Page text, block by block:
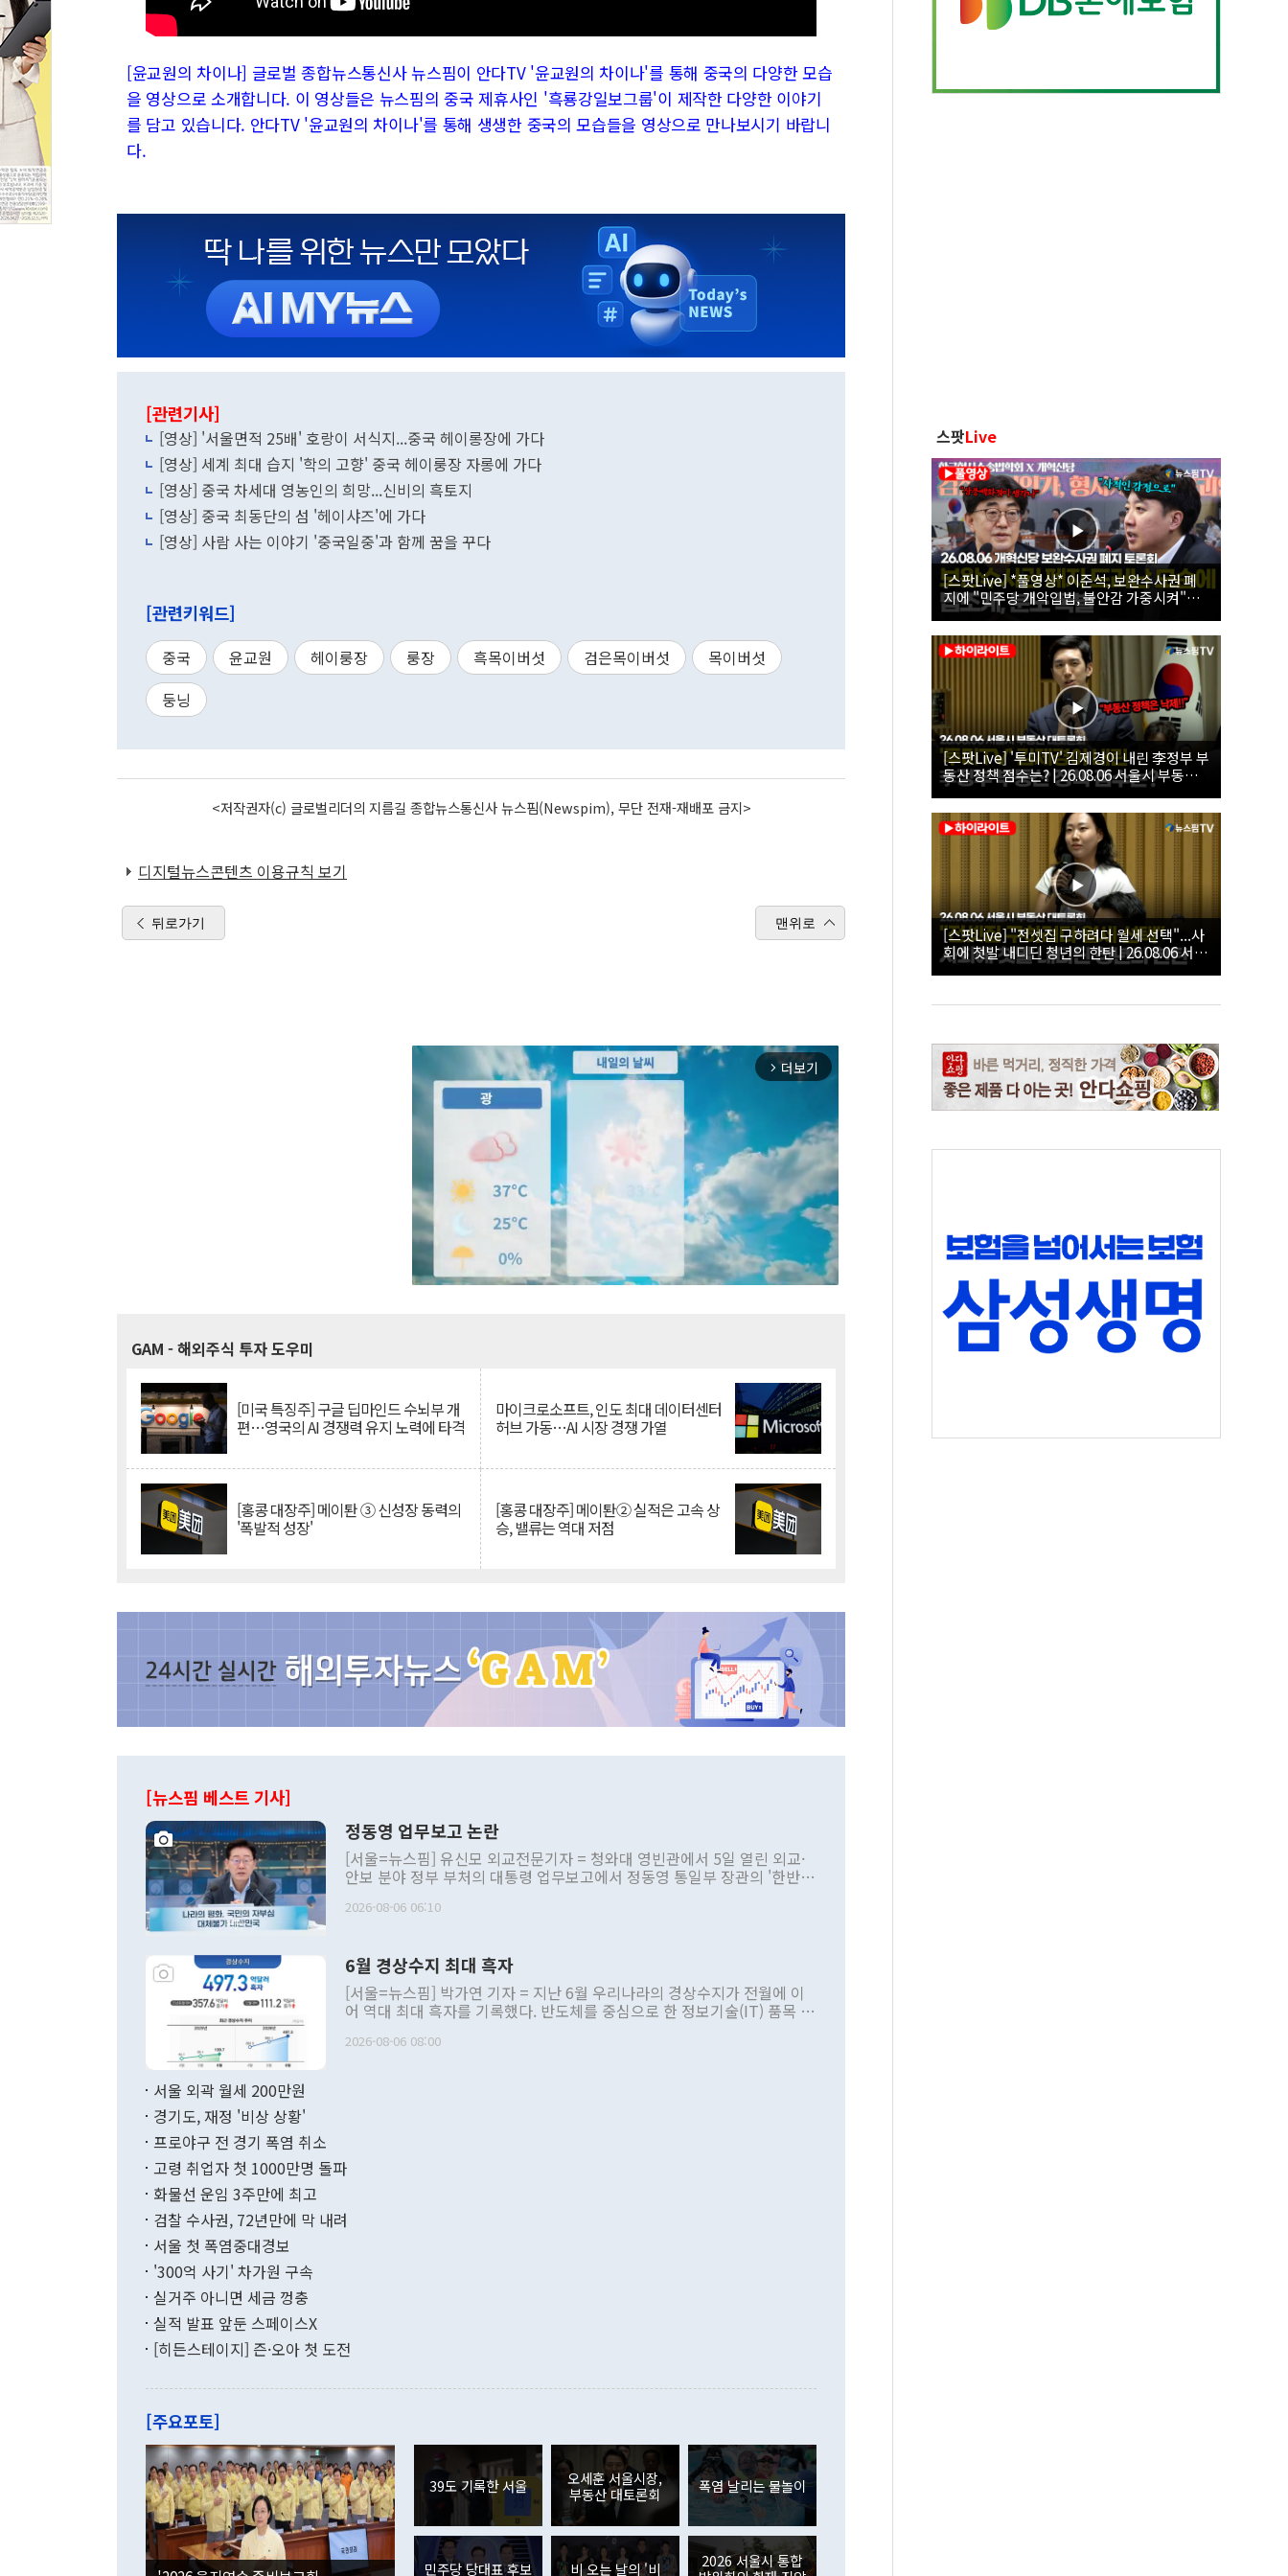
[윤교원의 차이나] 글로벌 종합뉴스통신사 뉴스핌이 안다TV '윤교원의 차이나'를 통해 중국의 다양한 모습
을 영상으로 소개합니다. 이 영상들은 뉴스핌의 중국 제휴사인 '흑룡강일보그룹'이 제작한 다양한 이야기
를 담고 있습니다. 안다TV '윤교원의 차이나'를 통해 생생한 중국의 모습들을 영상으로 만나보시기 바랍니
다.
[관련기사]
[영상] '서울면적 25배' 호랑이 서식지...중국 헤이롱장에 가다
[영상] 세계 최대 습지 '학의 고향' 중국 헤이룽장 자롱에 가다
[영상] 중국 차세대 영농인의 희망...신비의 흑토지
[영상] 중국 최동단의 섬 '헤이샤즈'에 가다
[영상] 사람 사는 이야기 '중국일중'과 함께 꿈을 꾸다
[관련키워드]
중국 윤교원 헤이룽장 룽장 흑목이버섯 검은목이버섯
목이버섯
둥닝
<저작권자(c) 글로벌리더의 지름길 종합뉴스통신사 뉴스핌(Newspim), 무단 전재-재배포 금지>
디지털뉴스콘텐츠 이용규칙 보기
뒤로가기 맨위로
arrow_forward_ios 더보기
GAM - 해외주식 투자 도우미
[미국 특징주] 구글 딥마인드 수뇌부 개
편…영국의 AI 경쟁력 유지 노력에 타격
마이크로소프트, 인도 최대 데이터센터
허브 가동…AI 시장 경쟁 가열
[홍콩 대장주] 메이퇀 ③ 신성장 동력의
'폭발적 성장'
[홍콩 대장주] 메이퇀② 실적은 고속 상
승, 밸류는 역대 저점
[뉴스핌 베스트 기사]
정동영 업무보고 논란
[서울=뉴스핌] 유신모 외교전문기자 = 청와대 영빈관에서 5일 열린 외교·
안보 분야 정부 부처의 대통령 업무보고에서 정동영 통일부 장관의 '한반도
발언 중에는 정부 내 조율을 거치지 않은 사안을 정책으로 추진하겠다고 공
주의적 희망에 근거한 비현실적 구상'이라는 비판을 내놨다. 그동안 정 장
관의 대북 정책 관련 발언이 물의를 빚은 적은 여러 번 있지만 대통령과 유
관 부처 장관이 공개적으로 부정적 입장을 표명한 것은 이례적이다. 정 장
관의 무리한 대북 접근법과 월권을 제어해야 한다는 목소리도 높아지고 있
다. [정동영 통일부 장관이 지난달 23일 오후 서울 종로구 정부서울청사에
무너졌다고도 했다. 또 "현 시점에서 흘러간 선(先)비핵화만 되뇌는 것은
함께 4자 대화의 동력을 확보하기 위해 최선을 다할 것"이라고 말했다. 하
"우리의 선의대로 하는 게 과연 한반도의 평화와 안정에 플러스냐, 결론적
관은 업무보고 사후 브리핑에서 정 장관이 언급한 '4자 회담'에 대해 "이상
이 9월 러시아 블라디보스토크에서 열리는 '동방경제포럼(EEF)'을 언급하
며 "정부 차원에서 (참석을) 검토하고 있다"고 발언한 데 대해서도 조 장관
은 "그것은 외교부의 몫"이라며 "아직 거기까지 진도가 나가지 않았다"고
잘랐다. 정 장관이 이날 소개한 대북 구상과 설명은 정부 내 조율을 거치지
않았다는 점에서 문제가 있다. 특히 주적 표현 대체와 국호 사용, 9·19 군
사합의 복원, 4자회담 추진 등은 통일부 장관이 결정할 사안이 아니어서 월
권이라는 지적이 나오고 있다. 이 대통령은 정 장관의 업무보고를 듣고 난
뒤 "여기 업무보고에 발표했다고 승인난 건 아니다"라고 재차 확인했다. 정
2026-08-06 06:10
6월 경상수지 최대 흑자
[서울=뉴스핌] 박가연 기자 = 지난 6월 우리나라의 경상수지가 전월에 이
어 역대 최대 흑자를 기록했다. 반도체를 중심으로 한 정보기술(IT) 품목 수
료=한국은행] 한국은행이 6일 발표한 '2026년 6월 국제수지(잠정)'에 따르
며 월간 기준 처음으로 1000억달러를 넘어섰다. 상품수입은 644억8000만
196.9% 급증했고 컴퓨터·주변기기(SSD)는 282.7% 증가했다. IT 품목
수출은 160.4% 늘었으며 비IT 품목도 ▲석유제품(47.5%) ▲화공품
기록했지만 지식재산권사용료수지는 전월 흑자에서 4억4000만달러 적자
로 전환됐다. 본원소득수지는 배당소득을 중심으로 32억7000만달러 흑자
는 배당수입이 늘어난 데다 전월 분기배당에 따른 기저효과로 배당지급이
였던 올해 3월(369억9000만달러)을 넘어선 것이다. 직접투자에서는 내국
인의 해외투자가 80억1000만달러, 외국인의 국내투자가 46억3000만달러
각각 증가했다. 증권투자에서는 외국인의 국내 주식 매도세가 이어졌다. 외
국인의 국내 주식 투자는 차익실현 매도 등의 영향으로 316억1000만달러
감소하며 전월(-310억5000만달러)에 이어 역대 최대 순매도 기록을 다시
경신했다. 외국인의 국내 채권투자는 세계국채지수(WGBI) 자금 유입에도
분기 말 만기도래 영향으로 증가 폭이 줄어든 52억9000만달러를 기록했
2026-08-06 08:00
서울 외곽 월세 200만원
경기도, 재정 '비상 상황'
프로야구 전 경기 폭염 취소
고령 취업자 첫 1000만명 돌파
화물선 운임 3주만에 최고
검찰 수사권, 72년만에 막 내려
서울 첫 폭염중대경보
'300억 사기' 차가원 구속
실거주 아니면 세금 껑충
실적 발표 앞둔 스페이스X
[히든스테이지] 즌·오아 첫 도전
[주요포토]
39도 기록한 서울
오세훈 서울시장,
부동산 대토론회
폭염 날리는 물놀이
민주당 당대표 후보
비 오는 날의 '비
2026 서울시 통합
스팟Live
[스팟Live] *풀영상* 이준석, 보완수사권 폐
지에 "민주당 개악입법, 불안감 가중시켜"｜
26.08.06 개혁신당 보완수사권 폐지 토론회
[스팟Live] '투미TV' 김제경이 내린 李정부 부
동산 정책 점수는? | 26.08.06 서울시 부동산
대토론회
[스팟Live] "전셋집 구하려다 월세 선택"...사
회에 첫발 내디딘 청년의 한탄 | 26.08.06 서울
시 부동산 대토론회